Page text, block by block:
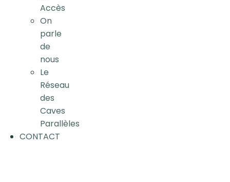
Accès
On
parle
de
nous
Le
Réseau
des
Caves
Parallèles
CONTACT